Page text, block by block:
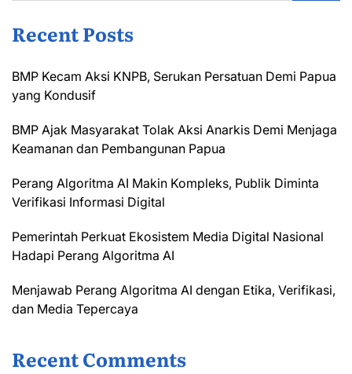
Recent Posts
BMP Kecam Aksi KNPB, Serukan Persatuan Demi Papua
yang Kondusif
BMP Ajak Masyarakat Tolak Aksi Anarkis Demi Menjaga
Keamanan dan Pembangunan Papua
Perang Algoritma AI Makin Kompleks, Publik Diminta
Verifikasi Informasi Digital
Pemerintah Perkuat Ekosistem Media Digital Nasional
Hadapi Perang Algoritma AI
Menjawab Perang Algoritma AI dengan Etika, Verifikasi,
dan Media Tepercaya
Recent Comments